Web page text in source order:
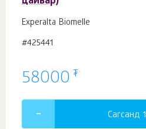
Experalta Biomelle
#425441
58000 ₮
Сагсанд 1